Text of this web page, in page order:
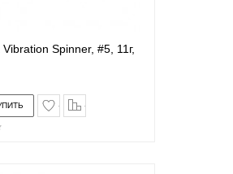
Spinner, #5, 11г,
в закладки